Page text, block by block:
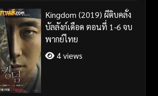
Kingdom (2019) ผีดิบคลั่ง
บัลลังก์เดือด ตอนที่ 1-6 จบ
พากย์ไทย
4 views